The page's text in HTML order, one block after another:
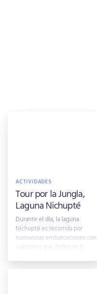
ACTIVIDADES
Tour por la Jungla,
Laguna Nichupté
Durante el día, la laguna
Nichupté es recorrida por
numerosas embarcaciones con
visitantes que disfrutan d